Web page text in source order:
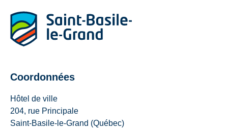
Coordonnées
Hôtel de ville
204, rue Principale
Saint-Basile-le-Grand (Québec)